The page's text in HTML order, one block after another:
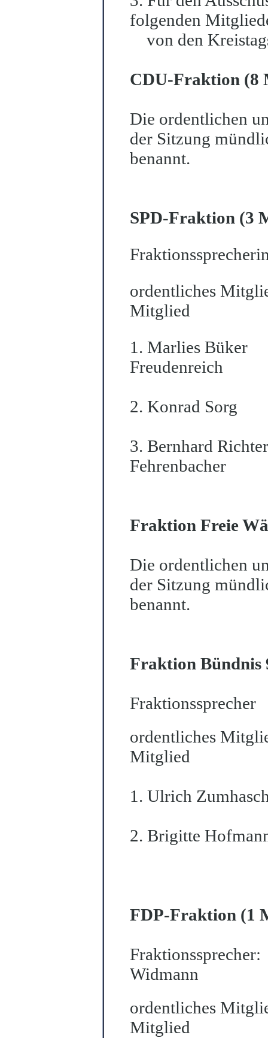
folgenden
von den
CDU-Fraktion (8
Die ordentlichen
der Sitzung
benannt.
SPD-Fraktion (3
ordentliches
Mitglied
1. Marlies Büker
Freudenreich
2. Konrad Sorg
3. Bernhard
Fehrenbacher
Fraktion Freie
Die ordentlichen
der Sitzung
benannt.
Fraktion Bündnis
Fraktionssprecher
ordentliches
Mitglied
1. Ulrich
2. Brigitte
FDP-Fraktion (1
Fraktionssprecher:
Widmann
ordentliches
Mitglied